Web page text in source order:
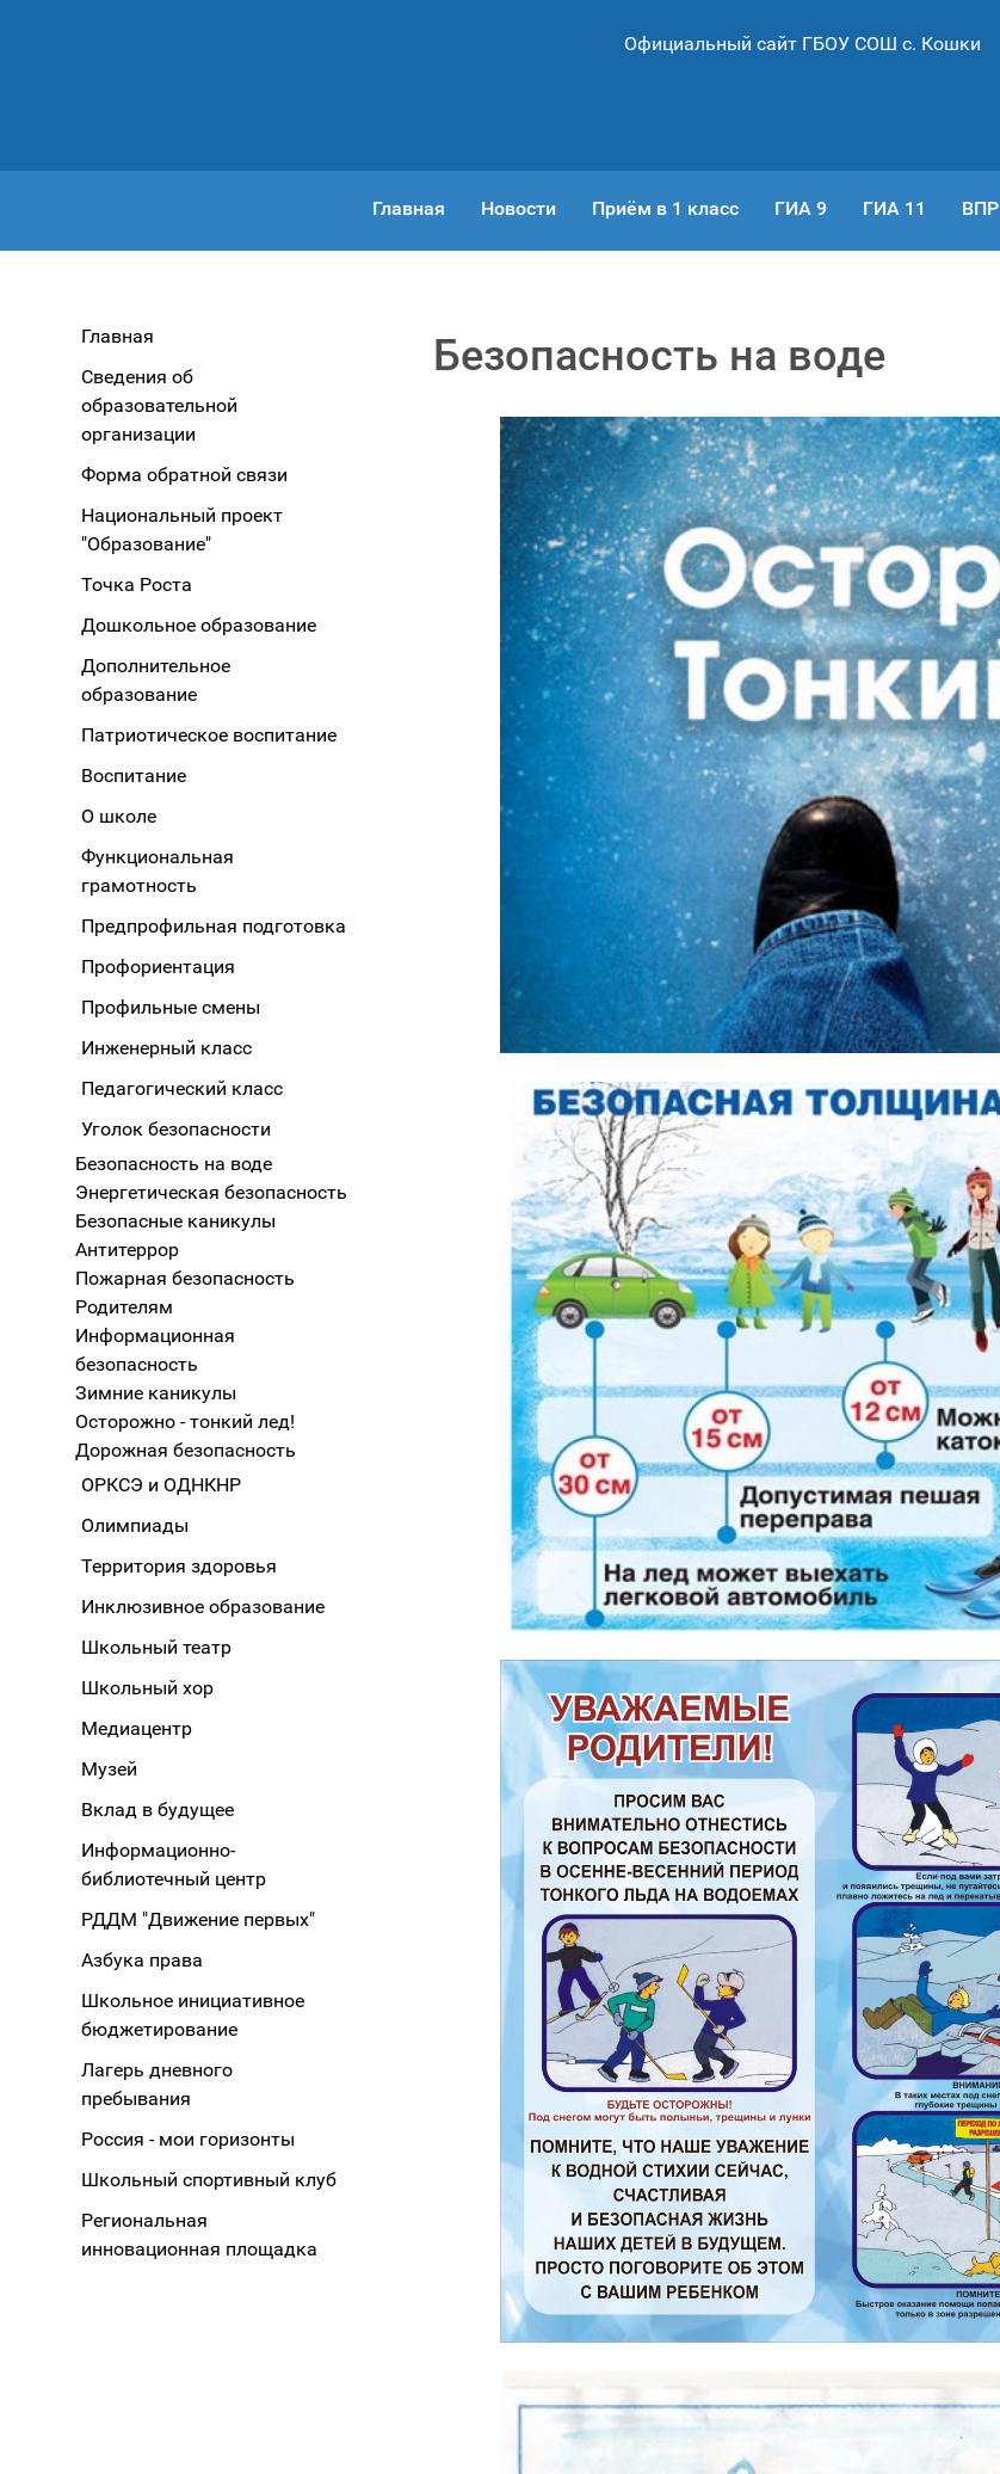
Официальный сайт ГБОУ СОШ с. Кошки
Главная Новости Приём в 1 класс ГИА 9 ГИА 11 ВПР
Главная
Сведения об
образовательной
организации
Форма обратной связи
Национальный проект
"Образование"
Точка Роста
Дошкольное образование
Дополнительное
образование
Патриотическое воспитание
Воспитание
О школе
Функциональная
грамотность
Предпрофильная подготовка
Профориентация
Профильные смены
Инженерный класс
Педагогический класс
Уголок безопасности
Безопасность на воде
Энергетическая безопасность
Безопасные каникулы
Антитеррор
Пожарная безопасность
Родителям
Информационная
безопасность
Зимние каникулы
Осторожно - тонкий лед!
Дорожная безопасность
ОРКСЭ и ОДНКНР
Олимпиады
Территория здоровья
Инклюзивное образование
Школьный театр
Школьный хор
Медиацентр
Музей
Вклад в будущее
Информационно-
библиотечный центр
РДДМ "Движение первых"
Азбука права
Школьное инициативное
бюджетирование
Лагерь дневного
пребывания
Россия - мои горизонты
Школьный спортивный клуб
Региональная
инновационная площадка
Безопасность на воде